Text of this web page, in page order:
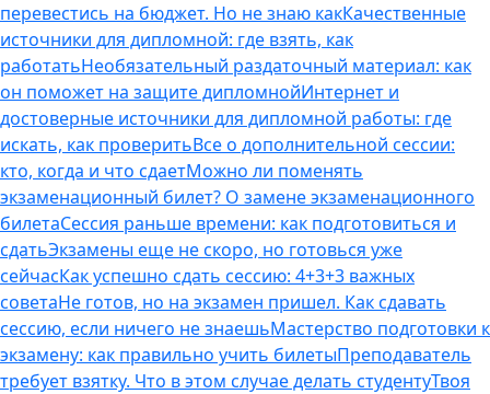
перевестись на бюджет. Но не знаю какКачественные
источники для дипломной: где взять, как
работатьНеобязательный раздаточный материал: как
он поможет на защите дипломнойИнтернет и
достоверные источники для дипломной работы: где
искать, как проверитьВсе о дополнительной сессии:
кто, когда и что сдаетМожно ли поменять
экзаменационный билет? О замене экзаменационного
билетаСессия раньше времени: как подготовиться и
сдатьЭкзамены еще не скоро, но готовься уже
сейчасКак успешно сдать сессию: 4+3+3 важных
советаНе готов, но на экзамен пришел. Как сдавать
сессию, если ничего не знаешьМастерство подготовки к
экзамену: как правильно учить билетыПреподаватель
требует взятку. Что в этом случае делать студентуТвоя